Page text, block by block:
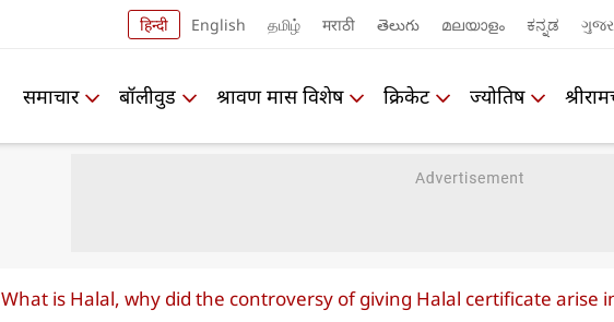
हिन्दी English தமிழ் मराठी తెలుగు മലയാളം ಕನ್ನಡ
समाचार बॉलीवुड श्रावण मास विशेष क्रिकेट ज्योतिष
What is Halal, why did the controversy of giving Halal certificate arise